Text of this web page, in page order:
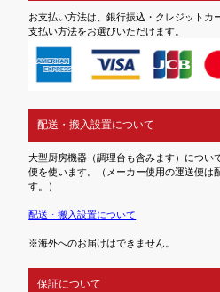
お支払い方法は、銀行振込・クレジットカ
支払い方法をお選びいただけます。
配送・搬入設置について
大型厨房機器（調理台も含みます）につい
便を使います。（メーカー使用の運送便は
す。）
配送・搬入設置について
※海外へのお届けはできません。
保証について